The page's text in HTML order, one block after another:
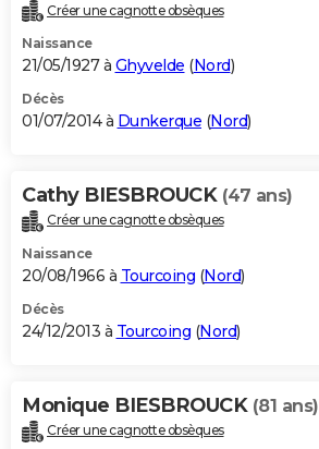
Créer une cagnotte obsèques
Naissance
21/05/1927 à Ghyvelde (Nord)
Décès
01/07/2014 à Dunkerque (Nord)
Cathy BIESBROUCK (47 ans)
Créer une cagnotte obsèques
Naissance
20/08/1966 à Tourcoing (Nord)
Décès
24/12/2013 à Tourcoing (Nord)
Monique BIESBROUCK (81 ans)
Créer une cagnotte obsèques